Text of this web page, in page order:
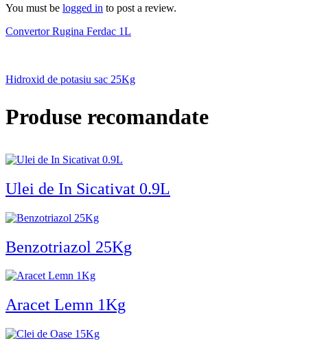
You must be logged in to post a review.
Convertor Rugina Ferdac 1L
Hidroxid de potasiu sac 25Kg
Produse recomandate
Ulei de In Sicativat 0.9L
Benzotriazol 25Kg
Aracet Lemn 1Kg